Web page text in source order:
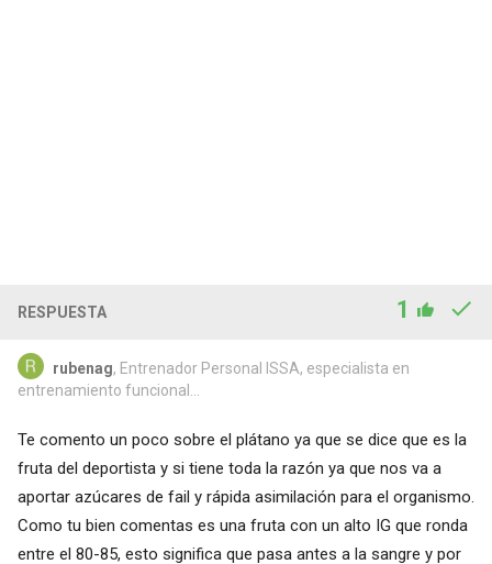
RESPUESTA 1
rubenag, Entrenador Personal ISSA, especialista en
entrenamiento funcional...
Te comento un poco sobre el plátano ya que se dice que es la
fruta del deportista y si tiene toda la razón ya que nos va a
aportar azúcares de fail y rápida asimilación para el organismo.
Como tu bien comentas es una fruta con un alto IG que ronda
entre el 80-85, esto significa que pasa antes a la sangre y por